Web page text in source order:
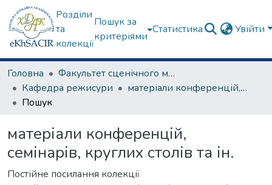
Розділи
та
колекції
Пошук за
критеріями
Статистика Увійти
Головна
Факультет сценічного мистецтва
Кафедра режисури
матеріали конференцій, семінарів, круглих столів та ін.
Пошук
матеріали конференцій,
семінарів, круглих столів та ін.
Постійне посилання колекції